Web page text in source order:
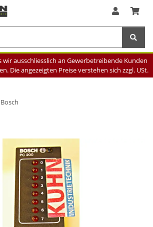
wir ausschliesslich an Gewerbetreibende Kunden
Die angezeigten Preise verstehen sich zzgl. USt.
Bosch